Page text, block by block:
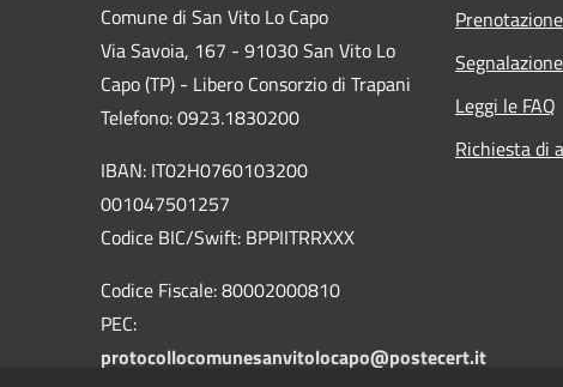
Comune di San Vito Lo Capo
Via Savoia, 167 - 91030 San Vito Lo
Capo (TP) - Libero Consorzio di Trapani
Telefono: 0923.1830200
IBAN: IT02H0760103200
001047501257
Codice BIC/Swift: BPPIITRRXXX
Codice Fiscale: 80002000810
PEC:
protocollocomunesanvitolocapo@postecert.it
Leggi le FAQ
Richiesta di